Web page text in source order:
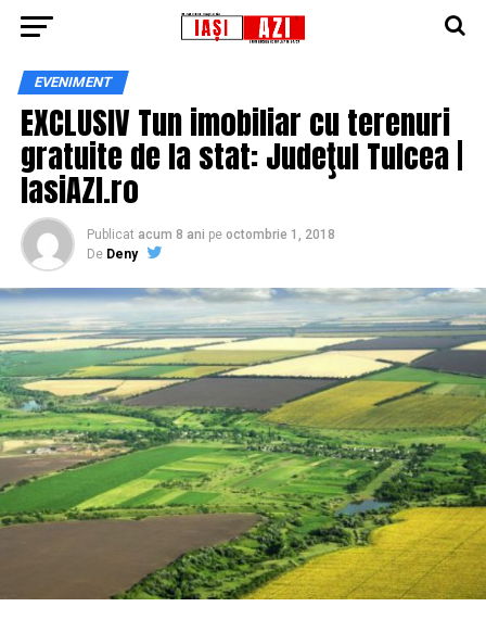
EVENIMENT
EXCLUSIV Tun imobiliar cu terenuri
gratuite de la stat: Judeţul Tulcea |
IasiAZI.ro
Publicat acum 8 ani pe octombrie 1, 2018
De Deny